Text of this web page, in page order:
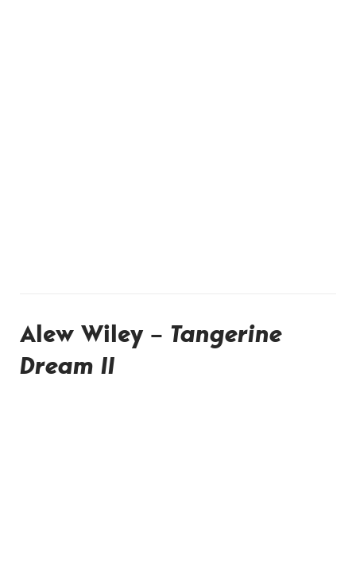
Alew Wiley – Tangerine
Dream II